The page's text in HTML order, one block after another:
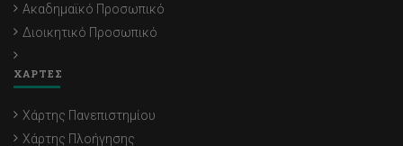
Ακαδημαϊκό Προσωπικό
Διοικητικό Προσωπικό
ΧΑΡΤΕΣ
Χάρτης Πανεπιστημίου
Χάρτης Πλοήγησης